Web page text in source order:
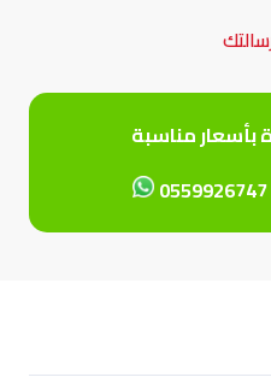
بأسعار مناسبة